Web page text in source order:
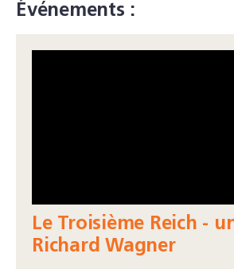
Événements :
Le Troisième Reich -
Richard Wagner